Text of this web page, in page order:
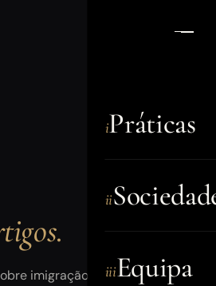
iPráticas
ii
iiiEquipa
imigração, nacionalidade,